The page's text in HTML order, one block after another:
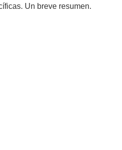
Un breve resumen.